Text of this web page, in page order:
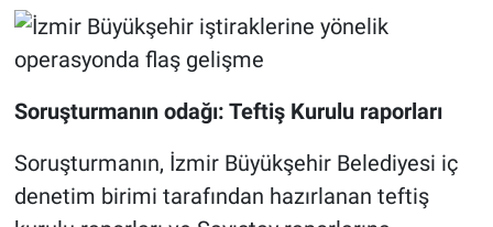
Soruşturmanın odağı: Teftiş Kurulu raporları
Soruşturmanın, İzmir Büyükşehir Belediyesi iç
denetim birimi tarafından hazırlanan teftiş